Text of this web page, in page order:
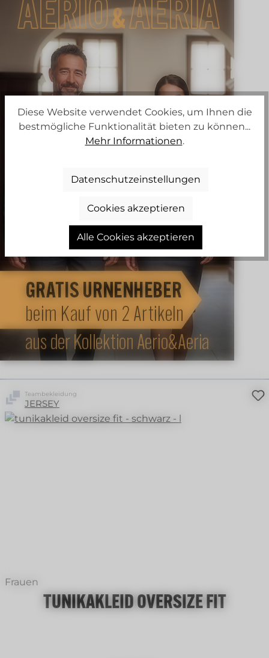
Teambekleidung
JERSEY
Frauen
TUNIKAKLEID OVERSIZE FIT
Diese Website verwendet Cookies, um Ihnen die
bestmögliche Funktionalität bieten zu können...
Mehr Informationen.
Datenschutzeinstellungen
Cookies akzeptieren
Alle Cookies akzeptieren